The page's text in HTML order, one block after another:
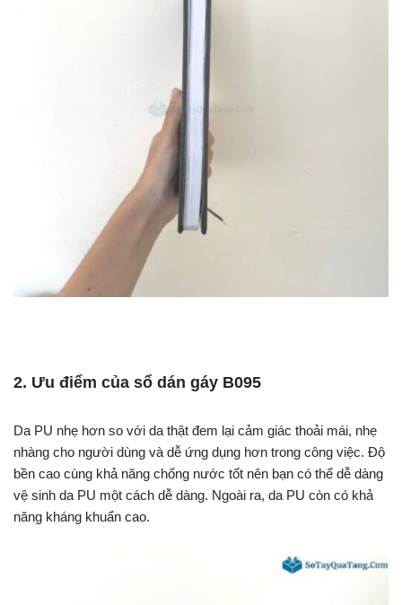
2. Ưu điểm của sổ dán gáy B095
Da PU nhẹ hơn so với da thật đem lại cảm giác thoải mái, nhẹ
nhàng cho người dùng và dễ ứng dụng hơn trong công việc. Độ
bền cao cùng khả năng chống nước tốt nên bạn có thể dễ dàng
vệ sinh da PU một cách dễ dàng. Ngoài ra, da PU còn có khả
năng kháng khuẩn cao.